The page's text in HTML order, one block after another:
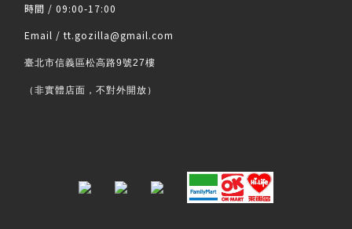
時間 / 09:00-17:00
Email / tt.gozilla@gmail.com
臺北市信義區松高路9號27樓
（非實體店面，不對外開放）